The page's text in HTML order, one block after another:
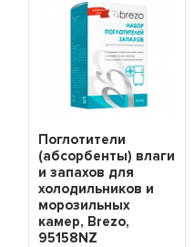
Поглотители
(абсорбенты) влаги
и запахов для
холодильников и
морозильных
камер, Brezo,
95158NZ